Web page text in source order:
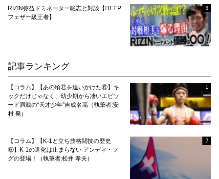
RIZIN弥益ドミネーター聡志と対談【DEEP
フェザー級王者】
3
記事ランキング
【コラム】【あの頃君を追いかけた⑥】キ
ックだけじゃなく、幼少期から凄いエピソ
ード満載の“天才少年”吉成名高（執筆者:安
村 発）
1
【コラム】【K-1と立ち技格闘技の歴史
⑥】K-1の進化は止まらない アンディ・フ
グの登場！（執筆者:松井 孝夫）
2